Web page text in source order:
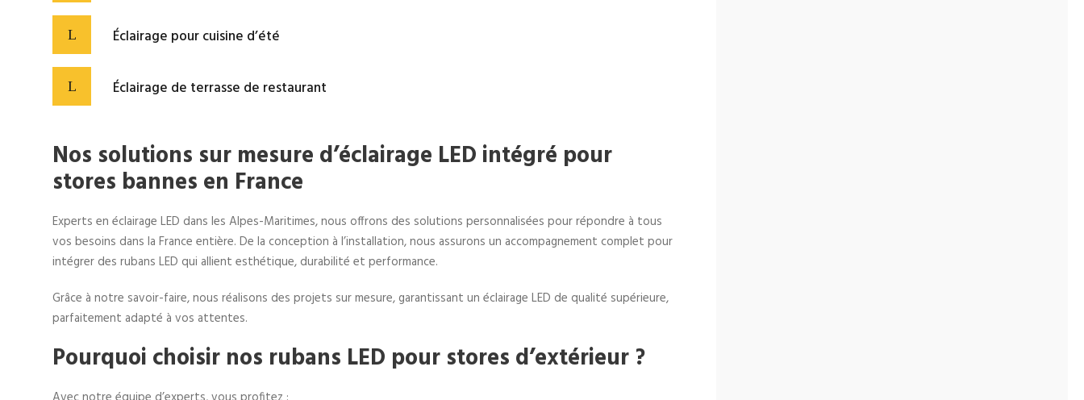
Éclairage pour cuisine d’été
Éclairage de terrasse de restaurant
Nos solutions sur mesure d’éclairage LED intégré pour
stores bannes en France
Experts en éclairage LED dans les Alpes-Maritimes, nous offrons des solutions personnalisées pour répondre à tous
vos besoins dans la France entière. De la conception à l’installation, nous assurons un accompagnement complet pour
intégrer des rubans LED qui allient esthétique, durabilité et performance.
Grâce à notre savoir-faire, nous réalisons des projets sur mesure, garantissant un éclairage LED de qualité supérieure,
parfaitement adapté à vos attentes.
Pourquoi choisir nos rubans LED pour stores d’extérieur ?